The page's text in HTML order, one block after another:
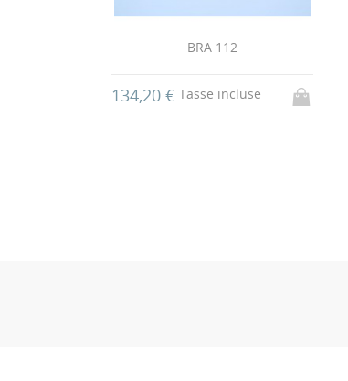
BRA 112
134,20 € Tasse incluse